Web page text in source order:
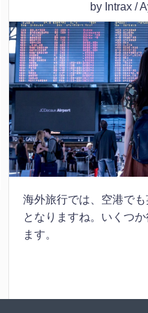
by Intrax /
海外旅行では、空港で
となりますね。いくつ
ます。